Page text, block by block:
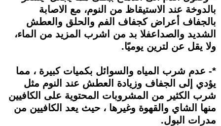
بالدوخة عند الاستيقاظ من النوم، مع الاصابة
بالجفاف أعراض كجفاف الفم والحلق والعطش
الشديد والصداعفلا بد من اشرب المزيد من الماء،
ولا يقل عن لترين يوميًا.
*- عدم شرب المياه والسوائل بكميات كبيرة ، مما
يؤدي إلى الجفاف وزيادة العطش عند النوم مثل
شرب الكثير من المشروبات المحتوية على الكافيين
منها الشاي والقهوة وغيرها ، حيث يعد الكافيين من
مدرات البول.